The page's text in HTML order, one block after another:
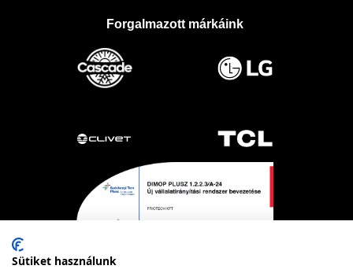
Forgalmazott márkáink
Sütiket használunk